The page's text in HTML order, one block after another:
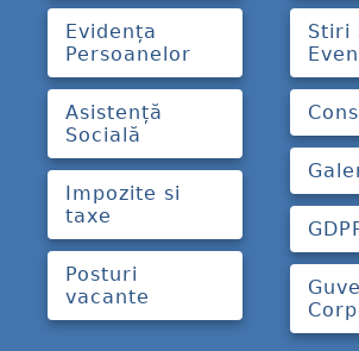
Evidența
Persoanelor
Asistență
Socială
Impozite si
taxe
Posturi
vacante
Stiri